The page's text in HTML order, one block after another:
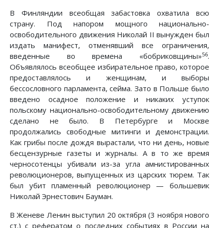
В Финляндии всеобщая забастовка охватила всю
страну. Под напором мощного национально-
освободительного движения Николай II вынужден был
издать манифест, отменявший все ограничения,
введенные во времена «бобриковщины»56.
Объявлялось всеобщее избирательное право, которое
предоставлялось и женщинам, и выборы
бессословного парламента, сейма. Зато в Польше было
введено осадное положение и никаких уступок
польскому национально-освободительному движению
сделано не было. В Петербурге и Москве
продолжались свободные митинги и демонстрации.
Как грибы после дождя вырастали, что ни день, новые
бесцензурные газеты и журналы. А в то же время
черносотенцы убивали из-за угла амнистированных
революционеров, выпущенных из царских тюрем. Так
был убит пламенный революционер — большевик
Николай Эрнестович Бауман.
В Женеве Ленин выступил 20 октября (3 ноября нового
ст.) с рефератом о последних событиях в России на